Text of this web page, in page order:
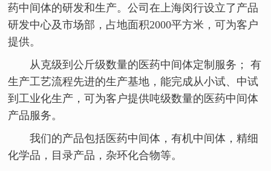
药中间体的研发和生产。公司在上海闵行设立了产品
研发中心及市场部，占地面积2000平方米，可为客户
提供。
从克级到公斤级数量的医药中间体定制服务； 有
生产工艺流程先进的生产基地，能完成从小试、中试
到工业化生产，可为客户提供吨级数量的医药中间体
产品服务。
我们的产品包括医药中间体，有机中间体，精细
化学品，目录产品，杂环化合物等。